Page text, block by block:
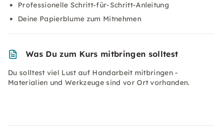
Professionelle Schritt-für-Schritt-Anleitung
Deine Papierblume zum Mitnehmen
Was Du zum Kurs mitbringen solltest
Du solltest viel Lust auf Handarbeit mitbringen -
Materialien und Werkzeuge sind vor Ort vorhanden.